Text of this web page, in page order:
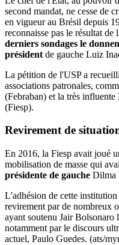
second mandat, ne cesse de
en vigueur au Brésil depuis
reconnaisse pas le résultat
derniers sondages le
président de gauche Luiz
La pétition de l'USP a
associations patronales,
(Febraban) et la très influente
(Fiesp).
Revirement de
En 2016, la Fiesp avait joué
mobilisation de masse qui
présidente de gauche Dilma
L'adhésion de cette
revirement par de nombreux
ayant soutenu Jair Bolsonaro
notamment par le discours
actuel, Paulo Guedes. (ats/